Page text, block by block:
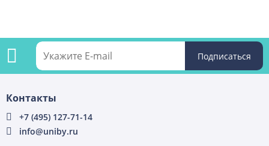
Контакты
+7 (495) 127-71-14
info@uniby.ru